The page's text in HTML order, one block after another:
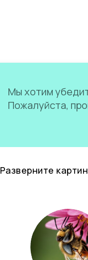
Мы хотим
Пожалуйста,
Разверните